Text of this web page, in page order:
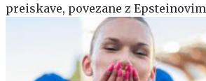
preiskave, povezane z